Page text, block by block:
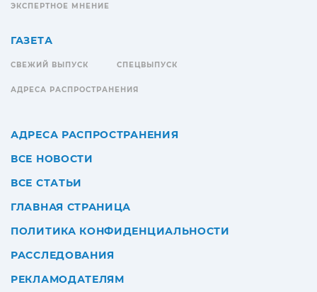
ЭКСПЕРТНОЕ МНЕНИЕ
ГАЗЕТА
СВЕЖИЙ ВЫПУСК СПЕЦВЫПУСК
АДРЕСА РАСПРОСТРАНЕНИЯ
АДРЕСА РАСПРОСТРАНЕНИЯ
ВСЕ НОВОСТИ
ВСЕ СТАТЬИ
ГЛАВНАЯ СТРАНИЦА
ПОЛИТИКА КОНФИДЕНЦИАЛЬНОСТИ
РАССЛЕДОВАНИЯ
РЕКЛАМОДАТЕЛЯМ